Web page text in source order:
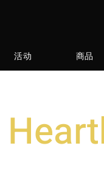
活动 商品